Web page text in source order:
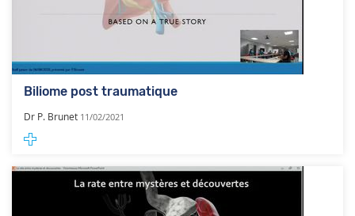
Biliome post traumatique
Dr P. Brunet 11/02/2021